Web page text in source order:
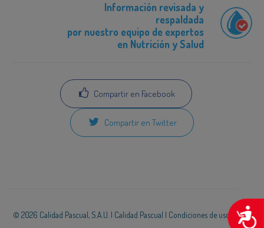
Información revisada y
respaldada
por nuestro equipo de expertos
en Nutrición y Salud
Compartir en Facebook
Compartir en Twitter
© 2026 Calidad Pascual, S.A.U. | Calidad Pascual | Condiciones de uso